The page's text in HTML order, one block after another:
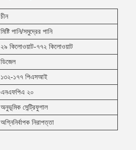
চীন
মিষ্টি পানি/সমুদ্রের পানি
২৯ কিলোওয়াট-৭৭২ কিলোওয়াট
ডিজেল
১৩২-১৭৭ পিএসআই
এনএফপিএ ২০
অনুভূমিক সেন্ট্রিফুগাল
অগ্নিনির্বাপক নিরাপত্তা